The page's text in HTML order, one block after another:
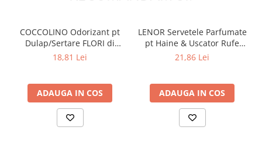
COCCOLINO Odorizant pt
Dulap/Sertare FLORI di
PRIMAVERA 3 buc
18,81 Lei
ADAUGA IN COS
LENOR Servetele Parfumate
pt Haine & Uscator Rufe
SPRING AWAKENING 34 buc
21,86 Lei
ADAUGA IN COS